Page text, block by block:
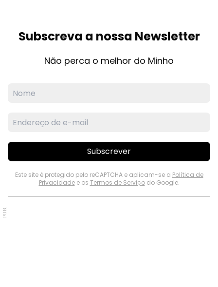
Subscreva a nossa Newsletter
Não perca o melhor do Minho
Subscrever
Este site é protegido pelo reCAPTCHA e aplicam-se a Política de
Privacidadee os Termos de Serviçodo Google.
PUB.